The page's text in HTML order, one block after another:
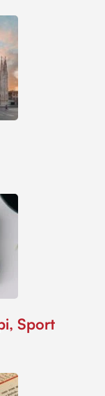
Sport